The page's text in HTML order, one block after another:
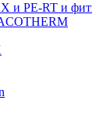
и PE-RT и